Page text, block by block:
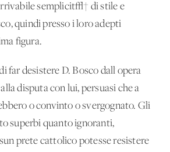
semplicit√† di stile e
quindi presso i loro adepti
figura.
far desistere D. Bosco dall'opera
disputa con lui, persuasi che a
o convinto o svergognato. Gli
superbi quanto ignoranti,
prete cattolico potesse resistere